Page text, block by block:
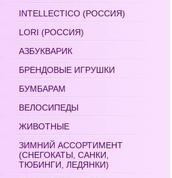
INTELLECTICO (РОССИЯ)
LORI (РОССИЯ)
АЗБУКВАРИК
БРЕНДОВЫЕ ИГРУШКИ
БУМБАРАМ
ВЕЛОСИПЕДЫ
ЖИВОТНЫЕ
ЗИМНИЙ АССОРТИМЕНТ
(СНЕГОКАТЫ, САНКИ,
ТЮБИНГИ, ЛЕДЯНКИ)